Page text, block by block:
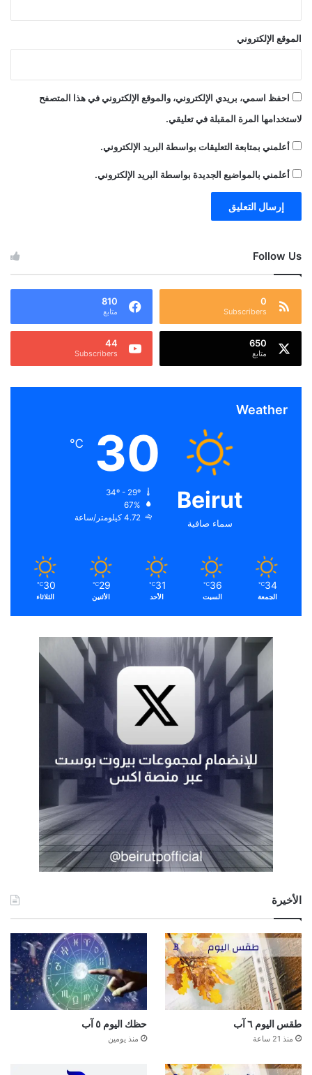
الموقع الإلكتروني
احفظ اسمي، بريدي الإلكتروني، والموقع الإلكتروني في هذا المتصفح
لاستخدامها المرة المقبلة في تعليقي.
أعلمني بمتابعة التعليقات بواسطة البريد الإلكتروني.
أعلمني بالمواضيع الجديدة بواسطة البريد الإلكتروني.
Follow Us
0
Subscribers
810
متابع
650
متابع
44
Subscribers
Weather
Beirut
سماء صافية
30
℃
67%
4.72 كيلومتر/ساعة
34
℃
الجمعة
36
℃
السبت
31
℃
الأحد
29
℃
الأثنين
30
℃
الثلاثاء
الأخيرة
طقس اليوم ٦ آب
منذ 21 ساعة
حظك اليوم ٥ آب
منذ يومين